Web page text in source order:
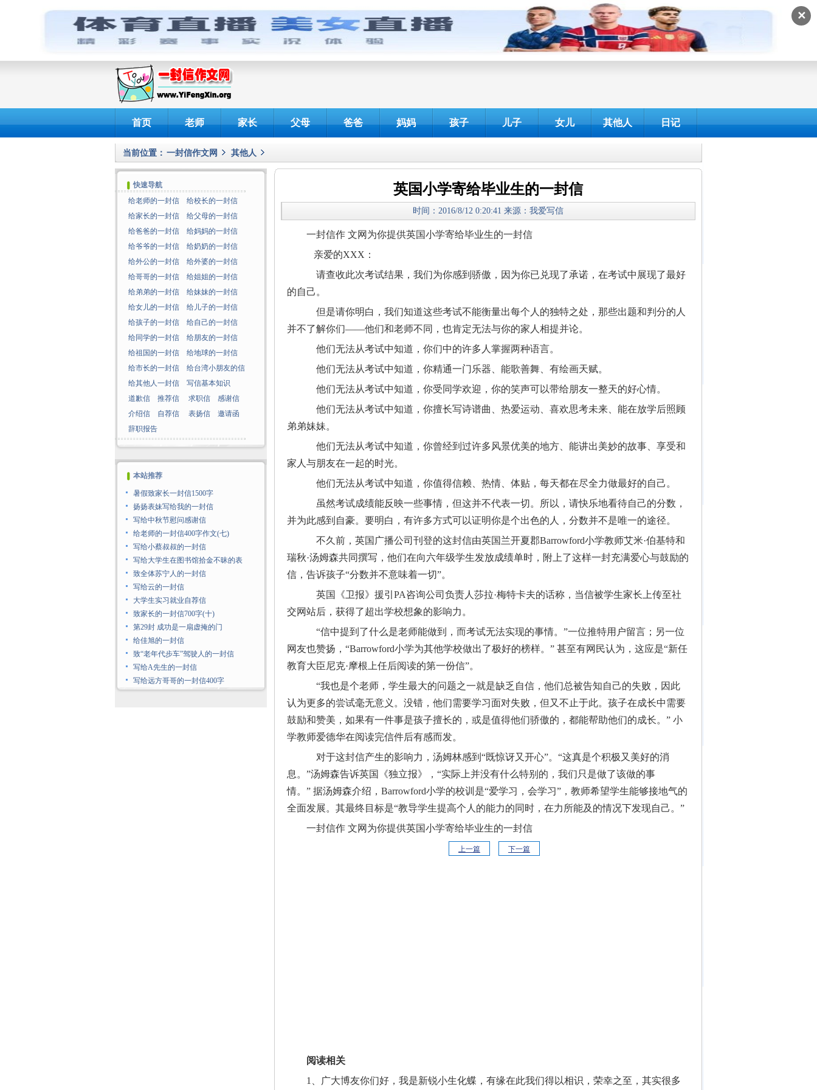
✕
首页 老师 家长 父母 爸爸 妈妈 孩子 儿子 女儿 其他人 日记
当前位置： 一封信作文网 其他人
英国小学寄给毕业生的一封信
时间：2016/8/12 0:20:41 来源：我爱写信
一封信作 文网为你提供英国小学寄给毕业生的一封信
亲爱的XXX：
请查收此次考试结果，我们为你感到骄傲，因为你已兑现了承诺，在考试中展现了最好
的自己。
但是请你明白，我们知道这些考试不能衡量出每个人的独特之处，那些出题和判分的人
并不了解你们——他们和老师不同，也肯定无法与你的家人相提并论。
他们无法从考试中知道，你们中的许多人掌握两种语言。
他们无法从考试中知道，你精通一门乐器、能歌善舞、有绘画天赋。
他们无法从考试中知道，你受同学欢迎，你的笑声可以带给朋友一整天的好心情。
他们无法从考试中知道，你擅长写诗谱曲、热爱运动、喜欢思考未来、能在放学后照顾
弟弟妹妹。
他们无法从考试中知道，你曾经到过许多风景优美的地方、能讲出美妙的故事、享受和
家人与朋友在一起的时光。
他们无法从考试中知道，你值得信赖、热情、体贴，每天都在尽全力做最好的自己。
虽然考试成绩能反映一些事情，但这并不代表一切。所以，请快乐地看待自己的分数，
并为此感到自豪。要明白，有许多方式可以证明你是个出色的人，分数并不是唯一的途径。
不久前，英国广播公司刊登的这封信由英国兰开夏郡Barrowford小学教师艾米·伯基特和
瑞秋·汤姆森共同撰写，他们在向六年级学生发放成绩单时，附上了这样一封充满爱心与鼓励的
信，告诉孩子“分数并不意味着一切”。
英国《卫报》援引PA咨询公司负责人莎拉·梅特卡夫的话称，当信被学生家长上传至社
交网站后，获得了超出学校想象的影响力。
“信中提到了什么是老师能做到，而考试无法实现的事情。”一位推特用户留言；另一位
网友也赞扬，“Barrowford小学为其他学校做出了极好的榜样。” 甚至有网民认为，这应是“新任
教育大臣尼克·摩根上任后阅读的第一份信”。
“我也是个老师，学生最大的问题之一就是缺乏自信，他们总被告知自己的失败，因此
认为更多的尝试毫无意义。没错，他们需要学习面对失败，但又不止于此。孩子在成长中需要
鼓励和赞美，如果有一件事是孩子擅长的，或是值得他们骄傲的，都能帮助他们的成长。” 小
学教师爱德华在阅读完信件后有感而发。
对于这封信产生的影响力，汤姆林感到“既惊讶又开心”。“这真是个积极又美好的消
息。”汤姆森告诉英国《独立报》，“实际上并没有什么特别的，我们只是做了该做的事
情。” 据汤姆森介绍，Barrowford小学的校训是“爱学习，会学习”，教师希望学生能够接地气的
全面发展。其最终目标是“教导学生提高个人的能力的同时，在力所能及的情况下发现自己。”
一封信作 文网为你提供英国小学寄给毕业生的一封信
上一篇 下一篇
阅读相关
1、广大博友你们好，我是新锐小生化蝶，有缘在此我们得以相识，荣幸之至，其实很多
快速导航
给老师的一封信
给校长的一封信
给家长的一封信
给父母的一封信
给爸爸的一封信
给妈妈的一封信
给爷爷的一封信
给奶奶的一封信
给外公的一封信
给外婆的一封信
给哥哥的一封信
给姐姐的一封信
给弟弟的一封信
给妹妹的一封信
给女儿的一封信
给儿子的一封信
给孩子的一封信
给自己的一封信
给同学的一封信
给朋友的一封信
给祖国的一封信
给地球的一封信
给市长的一封信
给台湾小朋友的信
给其他人一封信
写信基本知识
道歉信
推荐信 求职信
感谢信
介绍信
自荐信 表扬信
邀请函
辞职报告
本站推荐
暑假致家长一封信1500字
扬扬表妹写给我的一封信
写给中秋节慰问感谢信
给老师的一封信400字作文(七)
写给小蔡叔叔的一封信
写给大学生在图书馆拾金不昧的表
致全体苏宁人的一封信
写给云的一封信
大学生实习就业自荐信
致家长的一封信700字(十)
第29封 成功是一扇虚掩的门
给佳旭的一封信
致“老年代步车”驾驶人的一封信
写给A先生的一封信
写给远方哥哥的一封信400字